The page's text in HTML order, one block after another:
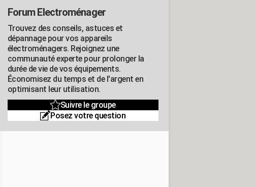
Forum Electroménager
Trouvez des conseils, astuces et
dépannage pour vos appareils
électroménagers. Rejoignez une
communauté experte pour prolonger la
durée de vie de vos équipements.
Économisez du temps et de l'argent en
optimisant leur utilisation.
Suivre le groupe
Posez votre question